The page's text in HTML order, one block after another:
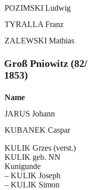
POZIMSKI Ludwig
TYRALLA Franz
ZALEWSKI Mathias
Groß Pniowitz
1853)
Name
JARUS Johann
KUBANEK Caspar
KULIK Grzes (verst.)
KULIK geb. NN
Kunigunde
– KULIK Joseph
– KULIK Simon